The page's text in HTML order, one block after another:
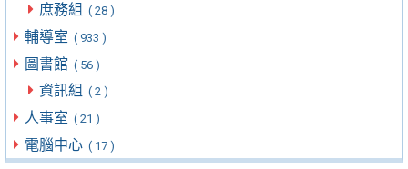
庶務組 ( 28 )
輔導室 ( 933 )
圖書館 ( 56 )
資訊組 ( 2 )
人事室 ( 21 )
電腦中心 ( 17 )